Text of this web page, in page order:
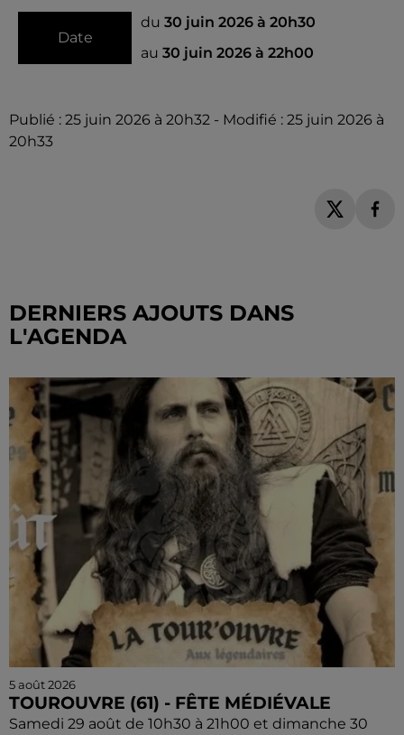
Date
du 30 juin 2026 à 20h30
au 30 juin 2026 à 22h00
Publié : 25 juin 2026 à 20h32 - Modifié : 25 juin 2026 à
20h33
DERNIERS AJOUTS DANS
L'AGENDA
5 août 2026
TOUROUVRE (61) - FÊTE MÉDIÉVALE
Samedi 29 août de 10h30 à 21h00 et dimanche 30